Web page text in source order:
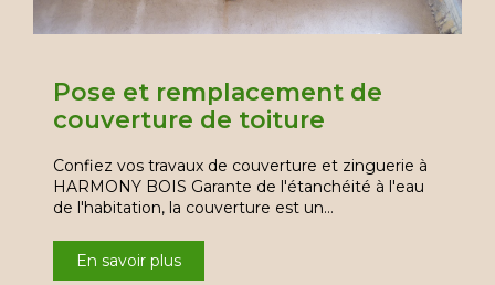
Pose et remplacement de
couverture de toiture
Confiez vos travaux de couverture et zinguerie à
HARMONY BOIS Garante de l'étanchéité à l'eau
de l'habitation, la couverture est un…
En savoir plus